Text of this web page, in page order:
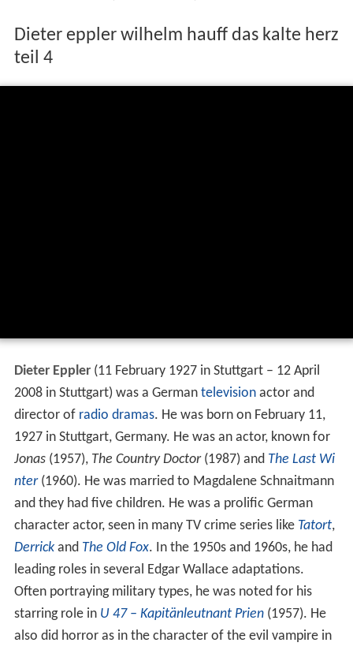
Dieter eppler wilhelm hauff das kalte herz
teil 4
Dieter Eppler(11 February 1927 in Stuttgart – 12 April
2008 in Stuttgart) was a German televisionactor and
director of radio dramas. He was born on February 11,
1927 in Stuttgart, Germany. He was an actor, known for
Jonas(1957), The Country Doctor(1987) and The Last Wi
nter(1960). He was married to Magdalene Schnaitmann
and they had five children. He was a prolific German
character actor, seen in many TV crime series like Tatort,
Derrickand The Old Fox. In the 1950s and 1960s, he had
leading roles in several Edgar Wallace adaptations.
Often portraying military types, he was noted for his
starring role in U 47 – Kapitänleutnant Prien(1957). He
also did horror as in the character of the evil vampire in